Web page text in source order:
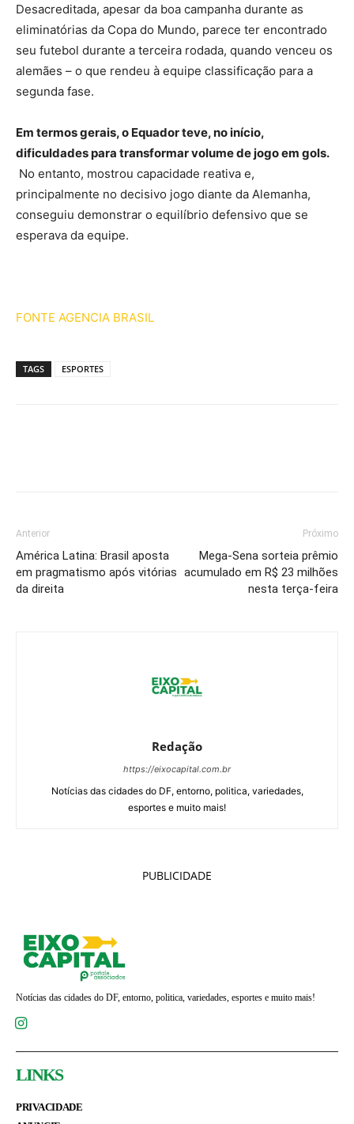
Desacreditada, apesar da boa campanha durante as
eliminatórias da Copa do Mundo, parece ter encontrado
seu futebol durante a terceira rodada, quando venceu os
alemães – o que rendeu à equipe classificação para a
segunda fase.
Em termos gerais, o Equador teve, no início,
dificuldades para transformar volume de jogo em gols.
No entanto, mostrou capacidade reativa e,
principalmente no decisivo jogo diante da Alemanha,
conseguiu demonstrar o equilíbrio defensivo que se
esperava da equipe.
FONTE AGENCIA BRASIL
TAGS ESPORTES
Anterior
América Latina: Brasil aposta
em pragmatismo após vitórias
da direita
Próximo
Mega-Sena sorteia prêmio
acumulado em R$ 23 milhões
nesta terça-feira
Redação
https://eixocapital.com.br
Notícias das cidades do DF, entorno, politica, variedades,
esportes e muito mais!
PUBLICIDADE
Notícias das cidades do DF, entorno, politica, variedades, esportes e muito mais!
LINKS
PRIVACIDADE